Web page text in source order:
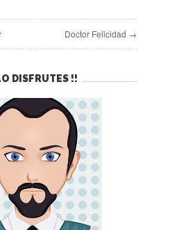
Doctor Felicidad →
DISFRUTES !!